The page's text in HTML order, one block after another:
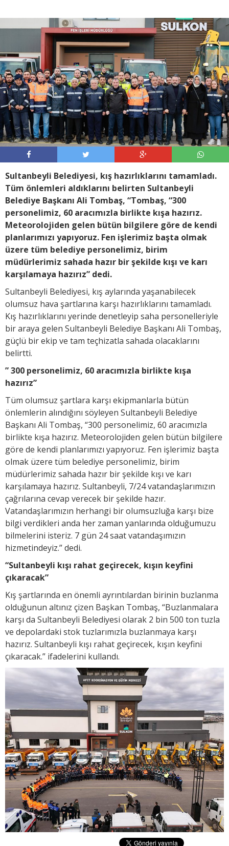
Sultanbeyli Belediyesi, kış hazırlıklarını tamamladı.
Tüm önlemleri aldıklarını belirten Sultanbeyli
Belediye Başkanı Ali Tombaş, “Tombaş, “300
personelimiz, 60 aracımızla birlikte kışa hazırız.
Meteorolojiden gelen bütün bilgilere göre de kendi
planlarımızı yapıyoruz. Fen işlerimiz başta olmak
üzere tüm belediye personelimiz, birim
müdürlerimiz sahada hazır bir şekilde kışı ve karı
karşılamaya hazırız” dedi.
Sultanbeyli Belediyesi, kış aylarında yaşanabilecek
olumsuz hava şartlarına karşı hazırlıklarını tamamladı.
Kış hazırlıklarını yerinde denetleyip saha personelleriyle
bir araya gelen Sultanbeyli Belediye Başkanı Ali Tombaş,
güçlü bir ekip ve tam teçhizatla sahada olacaklarını
belirtti.
” 300 personelimiz, 60 aracımızla birlikte kışa
hazırız”
Tüm olumsuz şartlara karşı ekipmanlarla bütün
önlemlerin alındığını söyleyen Sultanbeyli Belediye
Başkanı Ali Tombaş, “300 personelimiz, 60 aracımızla
birlikte kışa hazırız. Meteorolojiden gelen bütün bilgilere
göre de kendi planlarımızı yapıyoruz. Fen işlerimiz başta
olmak üzere tüm belediye personelimiz, birim
müdürlerimiz sahada hazır bir şekilde kışı ve karı
karşılamaya hazırız. Sultanbeyli, 7/24 vatandaşlarımızın
çağrılarına cevap verecek bir şekilde hazır.
Vatandaşlarımızın herhangi bir olumsuzluğa karşı bize
bilgi verdikleri anda her zaman yanlarında olduğumuzu
bilmelerini isteriz. 7 gün 24 saat vatandaşımızın
hizmetindeyiz.” dedi.
“Sultanbeyli kışı rahat geçirecek, kışın keyfini
çıkaracak”
Kış şartlarında en önemli ayrıntılardan birinin buzlanma
olduğunun altınız çizen Başkan Tombaş, “Buzlanmalara
karşı da Sultanbeyli Belediyesi olarak 2 bin 500 ton tuzla
ve depolardaki stok tuzlarımızla buzlanmaya karşı
hazırız. Sultanbeyli kışı rahat geçirecek, kışın keyfini
çıkaracak.” ifadelerini kullandı.